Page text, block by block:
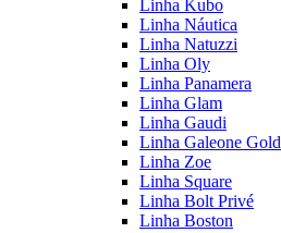
Linha Kubo
Linha Náutica
Linha Natuzzi
Linha Oly
Linha Panamera
Linha Glam
Linha Gaudi
Linha Galeone Gold
Linha Zoe
Linha Square
Linha Bolt Privé
Linha Boston